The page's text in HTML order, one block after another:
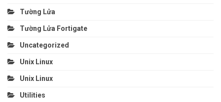
Tường Lửa
Tường Lửa Fortigate
Uncategorized
Unix Linux
Unix Linux
Utilities